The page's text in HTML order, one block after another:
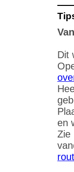
Dit
en
Zie